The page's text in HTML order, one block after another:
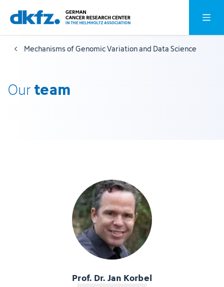
Skip
to
main
content
Jump
to
footer
Open
Mechanisms of Genomic Variation and Data Science
Ourteam
Prof. Dr. Jan Korbel